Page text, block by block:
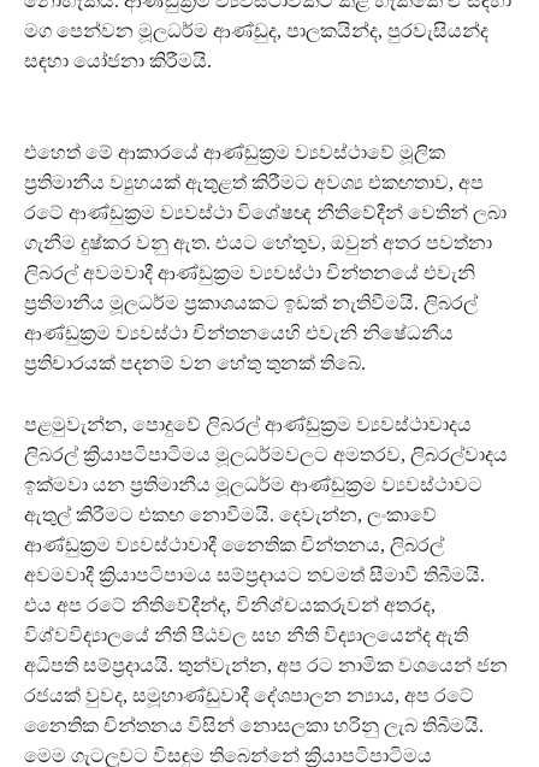
මග පෙන්වන මූලධර්ම ආණ්ඩුද, පාලකයින්ද, පුරවැසියන්ද
සඳහා යෝජනා කිරීමයි.
එහෙත් මේ ආකාරයේ ආණ්ඩුක්‍රම ව්‍යවස්ථාවේ මූලික
ප්‍රතිමානීය ව්‍යුහයක් ඇතුළත් කිරීමට අවශ්‍ය එකඟතාව, අප
රටේ ආණ්ඩුක්‍රම ව්‍යවස්ථා විශේෂඥ නීතිවේදීන් වෙතින් ලබා
ගැනීම දුෂ්කර වනු ඇත. එයට හේතුව, ඔවුන් අතර පවත්නා
ලිබරල් අවමවාදී ආණ්ඩුක්‍රම ව්‍යවස්ථා චින්තනයේ එවැනි
ප්‍රතිමානීය මූලධර්ම ප්‍රකාශයකට ඉඩක් නැතිවීමයි. ලිබරල්
ආණ්ඩුක්‍රම ව්‍යවස්ථා චින්තනයෙහි එවැනි නිෂේධනීය
ප්‍රතිචාරයක් පදනම් වන හේතු තුනක් තිබේ.
පළමුවැන්න, පොදුවේ ලිබරල් ආණ්ඩුක්‍රම ව්‍යවස්ථාවාදය
ලිබරල් ක්‍රියාපටිපාටිමය මූලධර්මවලට අමතරව, ලිබරල්වාදය
ඉක්මවා යන ප්‍රතිමානීය මූලධර්ම ආණ්ඩුක්‍රම ව්‍යවස්ථාවට
ඇතුල් කිරීමට එකඟ නොවීමයි. දෙවැන්න, ලංකාවේ
ආණ්ඩුක්‍රම ව්‍යවස්ථාවාදී නෛතික චින්තනය, ලිබරල්
අවමවාදී ක්‍රියාපටිපාමය සම්ප්‍රදායට තවමත් සීමාවී තිබීමයි.
එය අප රටේ නීතිවේදීන්ද, විනිශ්චයකරුවන් අතරද,
විශ්වවිද්‍යාලයේ නීති පීඨවල සහ නීති විද්‍යාලයෙන්ද ඇති
අධිපති සම්ප්‍රදායයි. තුන්වැන්න, අප රට නාමික වශයෙන් ජන
රජයක් වුවද, සමූහාණ්ඩුවාදී දේශපාලන න්‍යාය, අප රටේ
නෛතික චින්තනය විසින් නොසලකා හරිනු ලැබ තිබීමයි.
මෙම ගැටලුවට විසඳුම තිබෙන්නේ ක්‍රියාපටිපාටිමය